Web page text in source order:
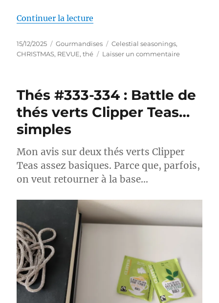
Continuer la lecture
Publié
le
15/12/2025 Catégories
Gourmandises Étiquettes
Celestial seasonings,
CHRISTMAS, REVUE,thé Laisser un commentairesur
Thé
déthéiné
–
Celestial
Thés #333-334 : Battle de
thés verts Clipper Teas…
simples
Mon avis sur deux thés verts Clipper
Teas assez basiques. Parce que, parfois,
on veut retourner à la base…